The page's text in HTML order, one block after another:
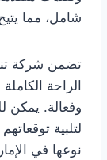
شامل، مما
تضمن شركة
الراحة
وفعالة. يمكن
لتلبية
نوعها في